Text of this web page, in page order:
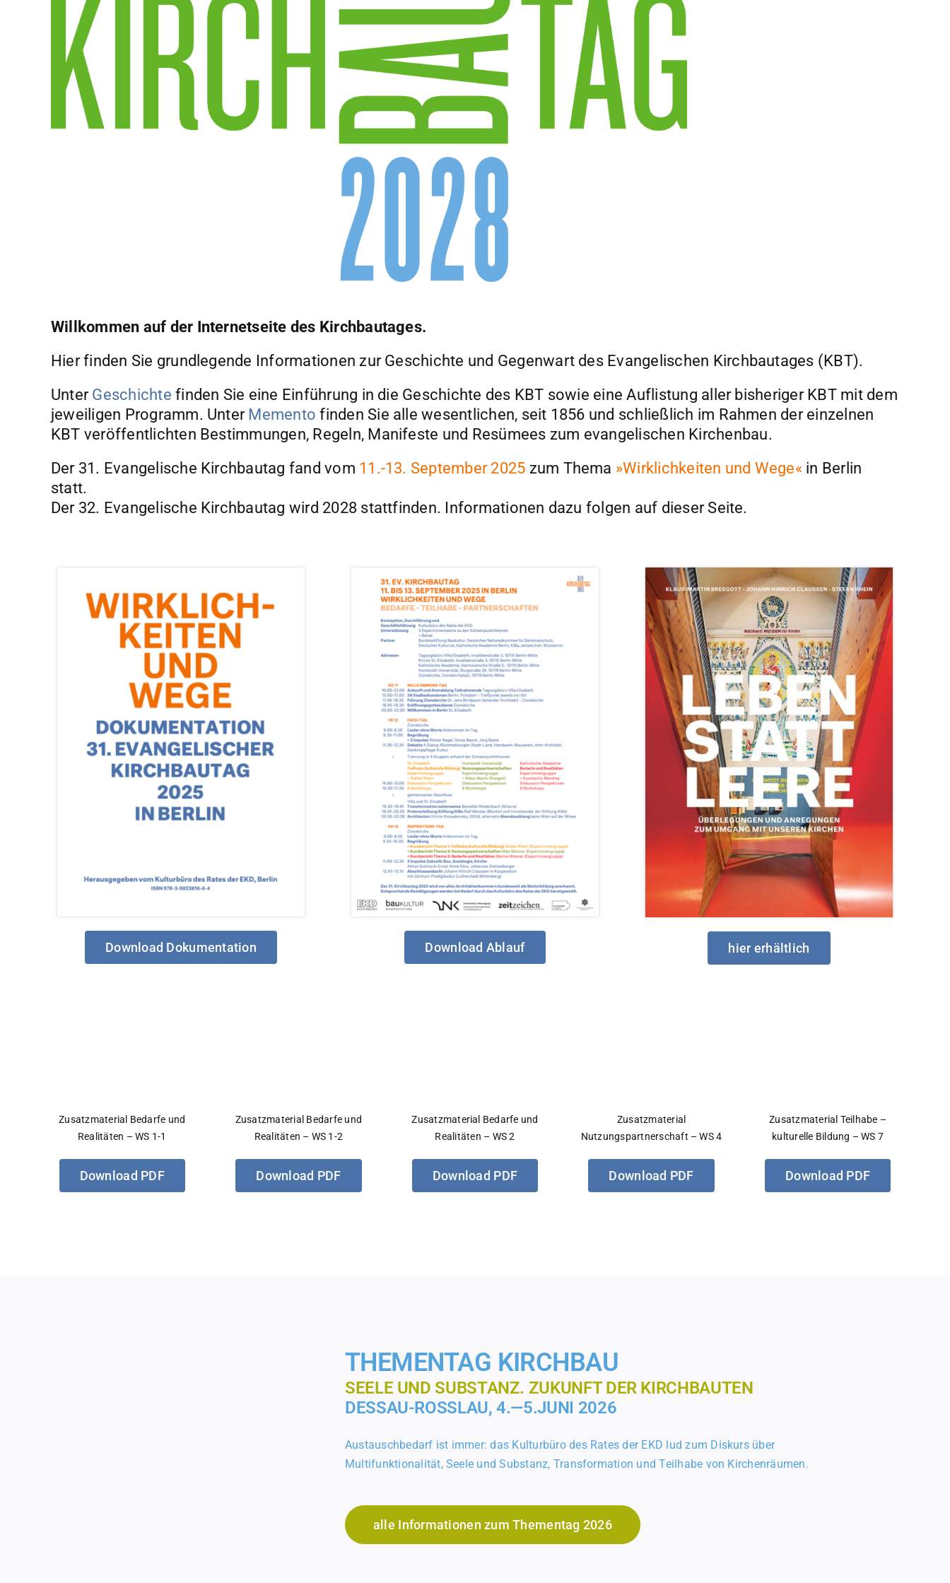
Willkommen auf der Internetseite des Kirchbautages.
Hier finden Sie grundlegende Informationen zur Geschichte und Gegenwart des Evangelischen Kirchbautages (KBT).
Unter Geschichte finden Sie eine Einführung in die Geschichte des KBT sowie eine Auflistung aller bisheriger KBT mit dem
jeweiligen Programm. Unter Memento finden Sie alle wesentlichen, seit 1856 und schließlich im Rahmen der einzelnen
KBT veröffentlichten Bestimmungen, Regeln, Manifeste und Resümees zum evangelischen Kirchenbau.
Der 31. Evangelische Kirchbautag fand vom 11.-13. September 2025 zum Thema »Wirklichkeiten und Wege« in Berlin
statt.
Der 32. Evangelische Kirchbautag wird 2028 stattfinden. Informationen dazu folgen auf dieser Seite.
Download Dokumentation Download Ablauf hier erhältlich
Zusatzmaterial Bedarfe und
Realitäten – WS 1-1
Download PDF
Zusatzmaterial Bedarfe und
Realitäten – WS 1-2
Download PDF
Zusatzmaterial Bedarfe und
Realitäten – WS 2
Download PDF
Zusatzmaterial
Nutzungspartnerschaft – WS 4
Download PDF
Zusatzmaterial Teilhabe –
kulturelle Bildung – WS 7
Download PDF
THEMENTAG KIRCHBAU
SEELE UND SUBSTANZ. ZUKUNFT DER KIRCHBAUTEN
DESSAU-ROSSLAU, 4.—5.JUNI 2026
Austauschbedarf ist immer: das Kulturbüro des Rates der EKD lud zum Diskurs über
Multifunktionalität, Seele und Substanz, Transformation und Teilhabe von Kirchenräumen.
alle Informationen zum Thementag 2026